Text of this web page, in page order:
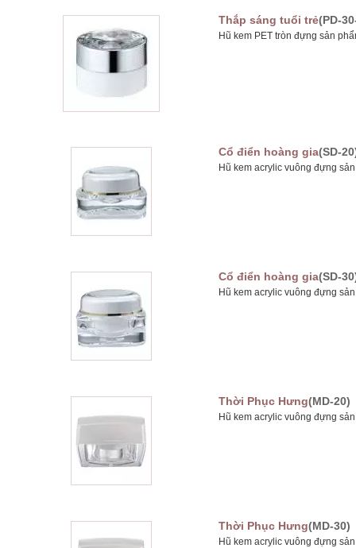
Thắp sáng tuổi trẻ(PD-
Hũ kem PET tròn đựng sản
Cổ điển hoàng gia(SD-
Hũ kem acrylic vuông đựng
Cổ điển hoàng gia(SD-
Hũ kem acrylic vuông đựng
Thời Phục Hưng(MD-20)
Hũ kem acrylic vuông đựng
Thời Phục Hưng(MD-30)
Hũ kem acrylic vuông đựng